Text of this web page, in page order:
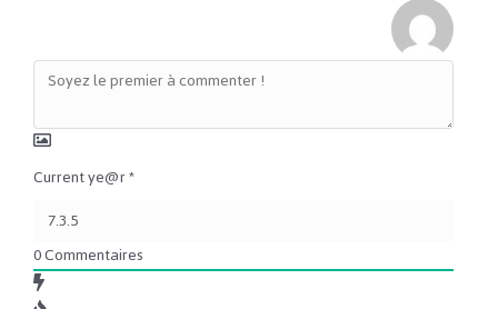
Current ye@r*
0Commentaires